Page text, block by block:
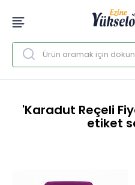
'Karadut Reçeli
etiket